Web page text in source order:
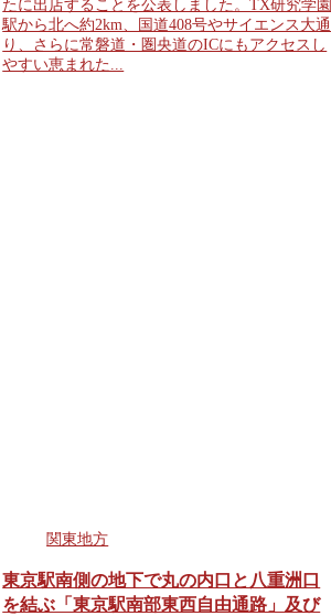
たに出店することを公表しました。TX研究学園
駅から北へ約2km、国道408号やサイエンス大通
り、さらに常磐道・圏央道のICにもアクセスし
やすい恵まれた...
関東地方
東京駅南側の地下で丸の内口と八重洲口
を結ぶ「東京駅南部東西自由通路」及び